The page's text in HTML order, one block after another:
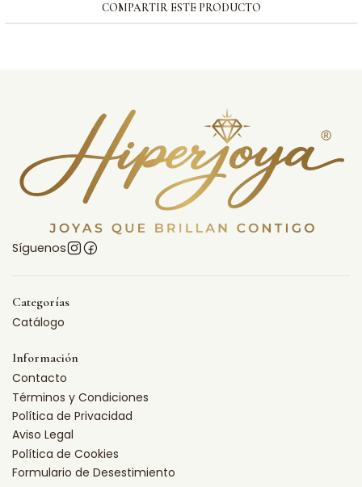
COMPARTIR ESTE PRODUCTO
Síguenos
Categorías
Catálogo
Información
Contacto
Términos y Condiciones
Política de Privacidad
Aviso Legal
Política de Cookies
Formulario de Desestimiento